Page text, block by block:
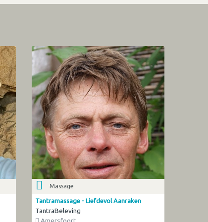
Massage
Tantramassage - Liefdevol Aanraken
TantraBeleving
Amersfoort